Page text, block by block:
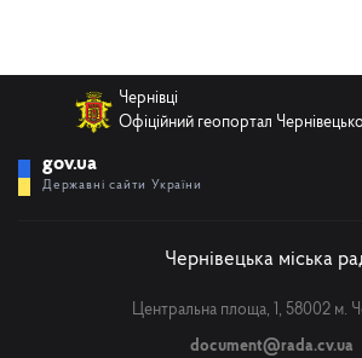
Чернівці
Офіційний геопортал
gov.ua
Державні сайти України
Чернівецька міська
Центральна площа, 1, 58002 м.
document@rada.cv.ua